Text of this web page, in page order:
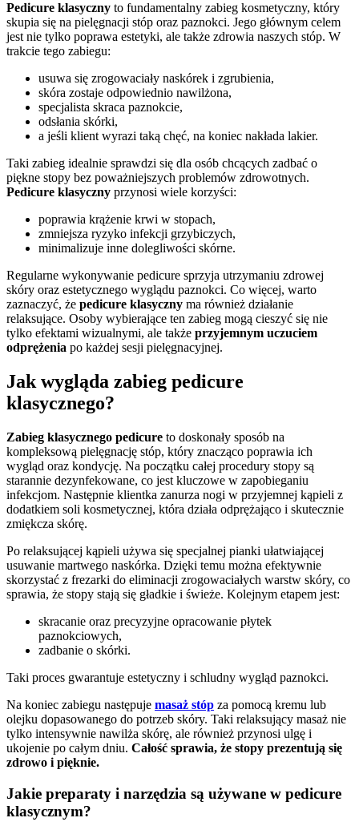
Pedicure klasyczny to fundamentalny zabieg kosmetyczny, który
skupia się na pielęgnacji stóp oraz paznokci. Jego głównym celem
jest nie tylko poprawa estetyki, ale także zdrowia naszych stóp. W
trakcie tego zabiegu:
usuwa się zrogowaciały naskórek i zgrubienia,
skóra zostaje odpowiednio nawilżona,
specjalista skraca paznokcie,
odsłania skórki,
a jeśli klient wyrazi taką chęć, na koniec nakłada lakier.
Taki zabieg idealnie sprawdzi się dla osób chcących zadbać o
piękne stopy bez poważniejszych problemów zdrowotnych.
Pedicure klasyczny przynosi wiele korzyści:
poprawia krążenie krwi w stopach,
zmniejsza ryzyko infekcji grzybiczych,
minimalizuje inne dolegliwości skórne.
Regularne wykonywanie pedicure sprzyja utrzymaniu zdrowej
skóry oraz estetycznego wyglądu paznokci. Co więcej, warto
zaznaczyć, że pedicure klasyczny ma również działanie
relaksujące. Osoby wybierające ten zabieg mogą cieszyć się nie
tylko efektami wizualnymi, ale także przyjemnym uczuciem
odprężenia po każdej sesji pielęgnacyjnej.
Jak wygląda zabieg pedicure
klasycznego?
Zabieg klasycznego pedicure to doskonały sposób na
kompleksową pielęgnację stóp, który znacząco poprawia ich
wygląd oraz kondycję. Na początku całej procedury stopy są
starannie dezynfekowane, co jest kluczowe w zapobieganiu
infekcjom. Następnie klientka zanurza nogi w przyjemnej kąpieli z
dodatkiem soli kosmetycznej, która działa odprężająco i skutecznie
zmiękcza skórę.
Po relaksującej kąpieli używa się specjalnej pianki ułatwiającej
usuwanie martwego naskórka. Dzięki temu można efektywnie
skorzystać z frezarki do eliminacji zrogowaciałych warstw skóry, co
sprawia, że stopy stają się gładkie i świeże. Kolejnym etapem jest:
skracanie oraz precyzyjne opracowanie płytek
paznokciowych,
zadbanie o skórki.
Taki proces gwarantuje estetyczny i schludny wygląd paznokci.
Na koniec zabiegu następuje masaż stóp za pomocą kremu lub
olejku dopasowanego do potrzeb skóry. Taki relaksujący masaż nie
tylko intensywnie nawilża skórę, ale również przynosi ulgę i
ukojenie po całym dniu. Całość sprawia, że stopy prezentują się
zdrowo i pięknie.
Jakie preparaty i narzędzia są używane w pedicure
klasycznym?